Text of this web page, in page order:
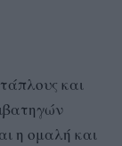
και
η ομαλή και